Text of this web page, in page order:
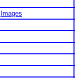
Images